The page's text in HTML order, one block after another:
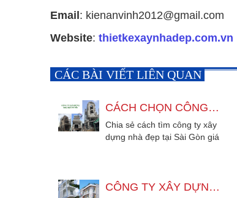
Email: kienanvinh2012@gmail.com
Website: thietkexaynhadep.com.vn
CÁC BÀI VIẾT LIÊN QUAN
CÁCH CHỌN CÔNG TY XÂY DỰNG NHÀ ĐẸP UY TÍN TẠI TPHCM
Chia sẻ cách tìm công ty xây
dựng nhà đẹp tại Sài Gòn giá
CÔNG TY XÂY DỰNG NHÀ 3 TẦNG 2 MẶT TIỀN HIỆN ĐẠI ĐẸP